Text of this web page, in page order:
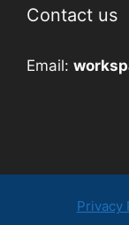
Contact us
Email:
Privacy